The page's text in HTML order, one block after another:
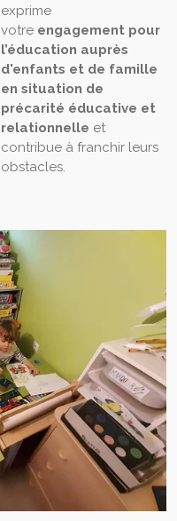
exprime
votre engagement pour
l’éducation auprès
d'enfants et de famille
en situation de
précarité éducative et
relationnelle et
contribue à franchir leurs
obstacles.